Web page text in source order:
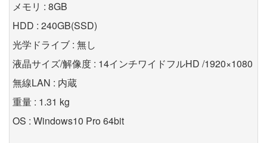
メモリ : 8GB
HDD : 240GB(SSD)
光学ドライブ : 無し
液晶サイズ/解像度 : 14インチワイドフルHD /1920×1080
無線LAN : 内蔵
重量 : 1.31 kg
OS : Windows10 Pro 64bit